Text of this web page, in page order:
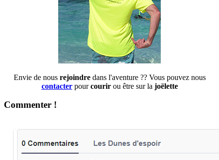
Envie de nous rejoindre dans l'aventure ?? Vous pouvez nous
contacterpourcourir ou être sur la joëlette
Commenter !